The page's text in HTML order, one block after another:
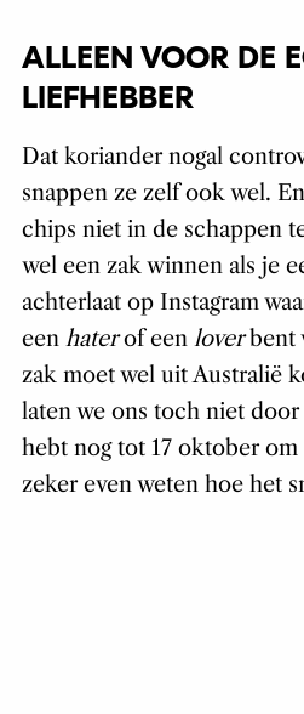
ALLEEN VOOR DE
LIEFHEBBER
Dat koriander nogal
snappen ze zelf ook wel.
chips niet in de schappen
wel een zak winnen als je
achterlaat op Instagram
een haterof een loverbent
zak moet wel uit Australië
laten we ons toch niet door
hebt nog tot 17 oktober
zeker even weten hoe het